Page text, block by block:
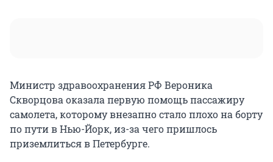
Министр здравоохранения РФ Вероника
Скворцова оказала первую помощь пассажиру
самолета, которому внезапно стало плохо на борту
по пути в Нью-Йорк, из-за чего пришлось
приземлиться в Петербурге.